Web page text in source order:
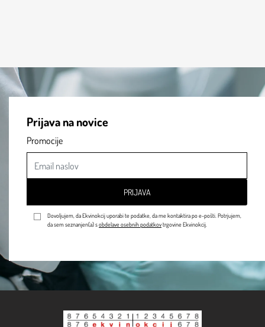
Prijava na novice
Promocije
PRIJAVA
Dovoljujem, da Ekvinokcij uporabi te podatke, da me kontaktira po e-pošti. Potrjujem,
da sem seznanjen(a) sobdelave osebnih podatkovtrgovine Ekvinokcij.